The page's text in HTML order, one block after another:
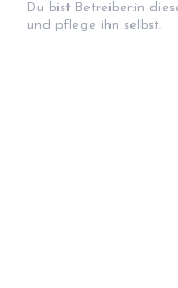
Du bist Betreiber:in
und pflege ihn selbst.